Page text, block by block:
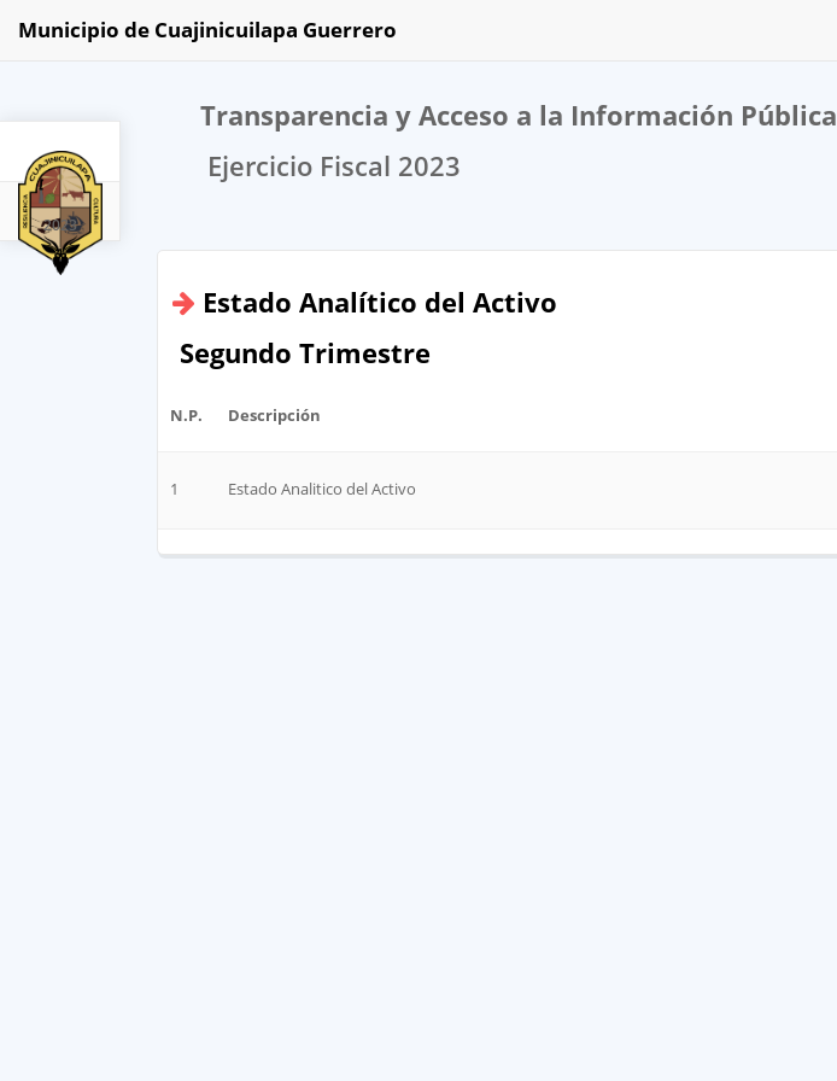
2023
Municipio de Cuajinicuilapa Guerrero
Transparencia y Acceso a la Información Pública
Ejercicio Fiscal 2023
Estado Analítico del Activo
Segundo Trimestre
N.P. Descripción
1 Estado Analitico del Activo